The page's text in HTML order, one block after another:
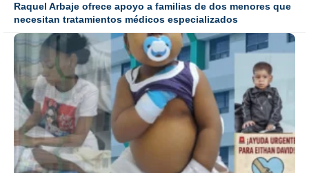
Raquel Arbaje ofrece apoyo a familias de dos menores que
necesitan tratamientos médicos especializados